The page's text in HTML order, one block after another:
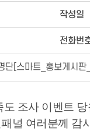
작성일
전화번
단[스마트_홍보게시
조사 이벤트
널 여러분께 감